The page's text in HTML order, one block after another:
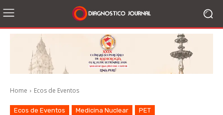
Home Ecos de Eventos
Ecos de Eventos Medicina Nuclear PET